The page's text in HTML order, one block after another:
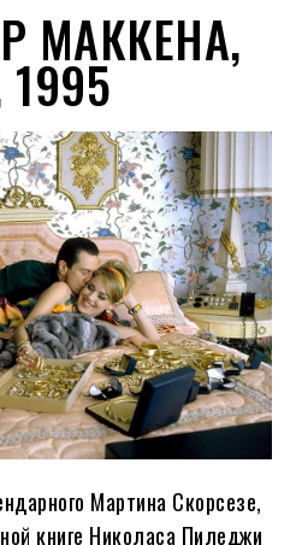
МАККЕНА,
Мартина Скорсезе,
книге Николаса Пиледжи